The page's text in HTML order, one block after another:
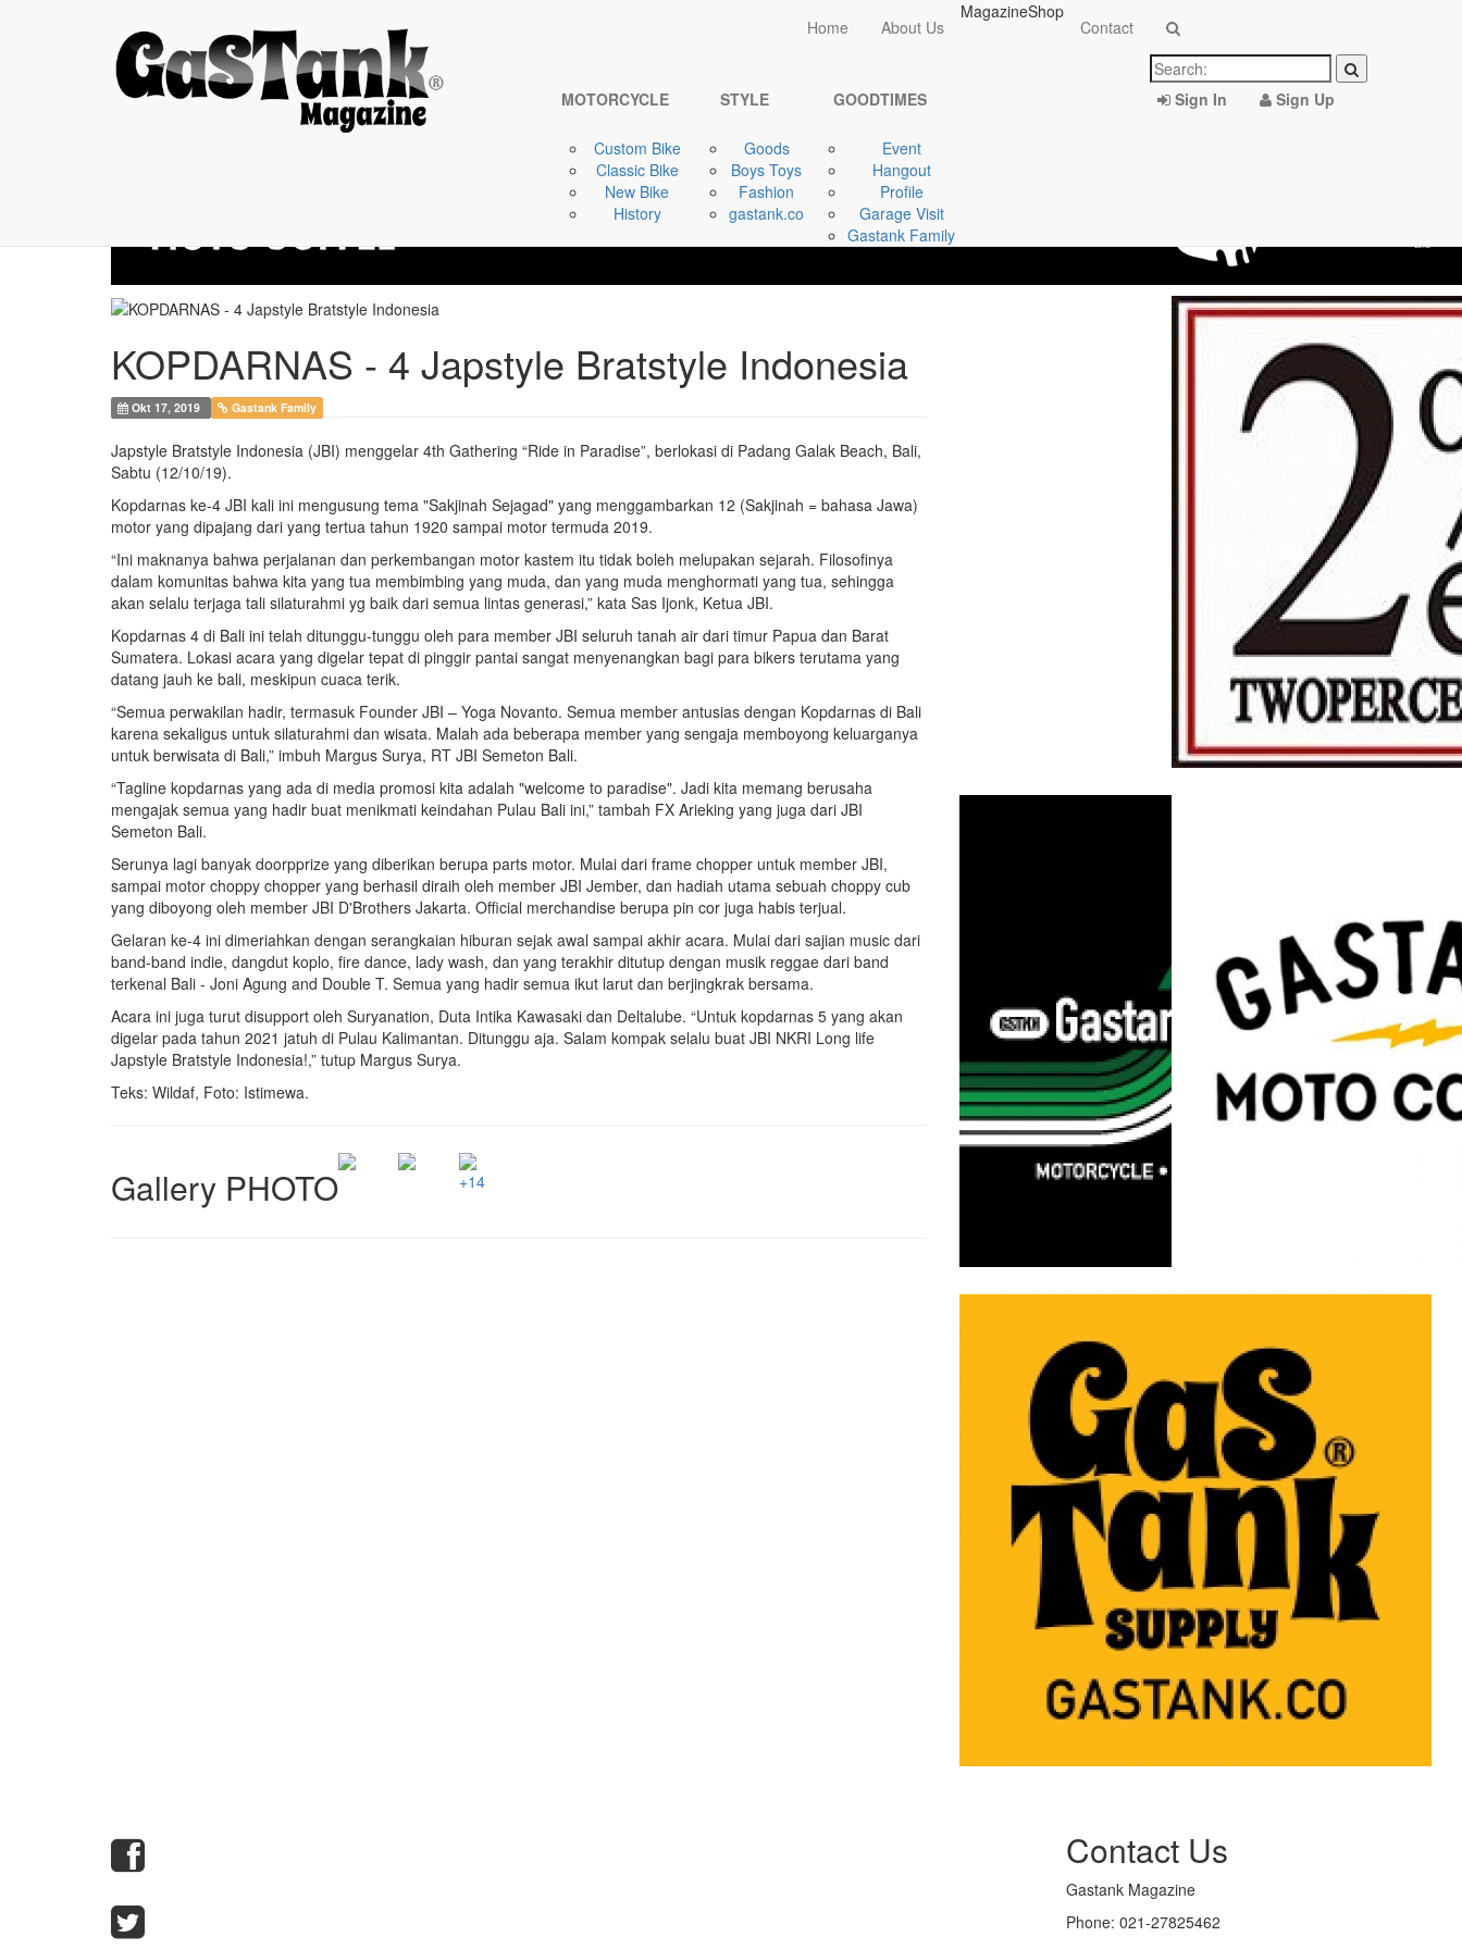
Home About Us
MagazineShop
Contact
MOTORCYCLE
Custom Bike
Classic Bike
New Bike
History
STYLE
Goods
Boys Toys
Fashion
gastank.co
GOODTIMES
Event
Hangout
Profile
Garage Visit
Gastank Family
Sign In Sign Up
KOPDARNAS - 4 ...
Home
GOODTIMES
KOPDARNAS - 4 Japstyle Bratstyle Indonesia
Okt 17, 2019 Gastank Family
Japstyle Bratstyle Indonesia (JBI) menggelar 4th Gathering “Ride in Paradise”, berlokasi di Padang Galak Beach, Bali,
Sabtu (12/10/19).
Kopdarnas ke-4 JBI kali ini mengusung tema "Sakjinah Sejagad" yang menggambarkan 12 (Sakjinah = bahasa Jawa)
motor yang dipajang dari yang tertua tahun 1920 sampai motor termuda 2019.
“Ini maknanya bahwa perjalanan dan perkembangan motor kastem itu tidak boleh melupakan sejarah. Filosofinya
dalam komunitas bahwa kita yang tua membimbing yang muda, dan yang muda menghormati yang tua, sehingga
akan selalu terjaga tali silaturahmi yg baik dari semua lintas generasi,” kata Sas Ijonk, Ketua JBI.
Kopdarnas 4 di Bali ini telah ditunggu-tunggu oleh para member JBI seluruh tanah air dari timur Papua dan Barat
Sumatera. Lokasi acara yang digelar tepat di pinggir pantai sangat menyenangkan bagi para bikers terutama yang
datang jauh ke bali, meskipun cuaca terik.
“Semua perwakilan hadir, termasuk Founder JBI – Yoga Novanto. Semua member antusias dengan Kopdarnas di Bali
karena sekaligus untuk silaturahmi dan wisata. Malah ada beberapa member yang sengaja memboyong keluarganya
untuk berwisata di Bali,” imbuh Margus Surya, RT JBI Semeton Bali.
“Tagline kopdarnas yang ada di media promosi kita adalah "welcome to paradise". Jadi kita memang berusaha
mengajak semua yang hadir buat menikmati keindahan Pulau Bali ini,” tambah FX Arieking yang juga dari JBI
Semeton Bali.
Serunya lagi banyak doorpprize yang diberikan berupa parts motor. Mulai dari frame chopper untuk member JBI,
sampai motor choppy chopper yang berhasil diraih oleh member JBI Jember, dan hadiah utama sebuah choppy cub
yang diboyong oleh member JBI D'Brothers Jakarta. Official merchandise berupa pin cor juga habis terjual.
Gelaran ke-4 ini dimeriahkan dengan serangkaian hiburan sejak awal sampai akhir acara. Mulai dari sajian music dari
band-band indie, dangdut koplo, fire dance, lady wash, dan yang terakhir ditutup dengan musik reggae dari band
terkenal Bali - Joni Agung and Double T. Semua yang hadir semua ikut larut dan berjingkrak bersama.
Acara ini juga turut disupport oleh Suryanation, Duta Intika Kawasaki dan Deltalube. “Untuk kopdarnas 5 yang akan
digelar pada tahun 2021 jatuh di Pulau Kalimantan. Ditunggu aja. Salam kompak selalu buat JBI NKRI Long life
Japstyle Bratstyle Indonesia!,” tutup Margus Surya.
Teks: Wildaf, Foto: Istimewa.
Gallery PHOTO +14
Contact Us
Gastank Magazine
Phone: 021-27825462